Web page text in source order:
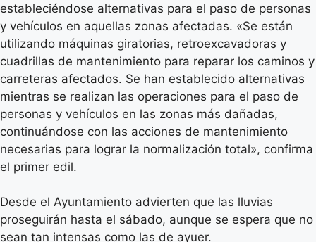
estableciéndose alternativas para el paso de personas
y vehículos en aquellas zonas afectadas. «Se están
utilizando máquinas giratorias, retroexcavadoras y
cuadrillas de mantenimiento para reparar los caminos y
carreteras afectados. Se han establecido alternativas
mientras se realizan las operaciones para el paso de
personas y vehículos en las zonas más dañadas,
continuándose con las acciones de mantenimiento
necesarias para lograr la normalización total», confirma
el primer edil.
Desde el Ayuntamiento advierten que las lluvias
proseguirán hasta el sábado, aunque se espera que no
sean tan intensas como las de ayuer.